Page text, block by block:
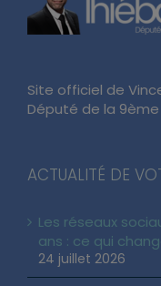
Site officiel de
Député de la
ACTUALITÉ DE
Les réseaux
ans : ce qui
24 juillet 2026